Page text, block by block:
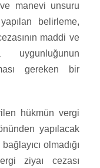
manevi unsuru
belirleme,
maddi ve
gereken bir
hükmün vergi
yapılacak
olmadığı
ziyaı cezası